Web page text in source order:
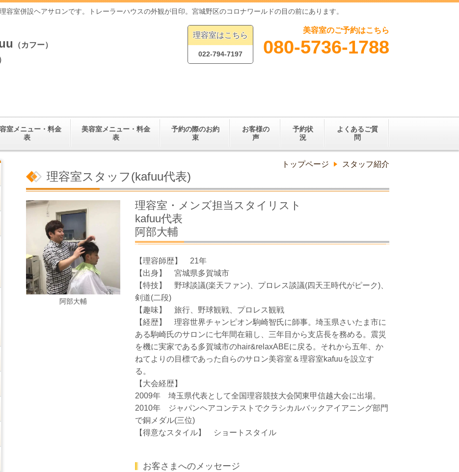
容室併設ヘアサロンです。トレーラーハウスの外観が目印。宮城野区のコロナワールドの目の前にあります。
（カフー）
理容室はこちら
022-794-7197
美容室のご予約はこちら
080-5736-1788
室メニュー・料金
表
美容室メニュー・料金
表
予約の際のお約
束
お客様の
声
予約状
況
よくあるご質
問
トップページ スタッフ紹介
理容室スタッフ(kafuu代表)
阿部大輔
理容室・メンズ担当スタイリスト
kafuu代表
阿部大輔
【理容師歴】 21年
【出身】 宮城県多賀城市
【特技】 野球談議(楽天ファン)、プロレス談議(四天王時代がピーク)、
剣道(二段)
【趣味】 旅行、野球観戦、プロレス観戦
【経歴】 理容世界チャンピオン駒崎智氏に師事。埼玉県さいたま市に
ある駒崎氏のサロンに七年間在籍し、三年目から支店長を務める。震災
を機に実家である多賀城市のhair&relaxABEに戻る。それから五年、か
ねてよりの目標であった自らのサロン美容室＆理容室kafuuを設立す
る。
【大会経歴】
2009年 埼玉県代表として全国理容競技大会関東甲信越大会に出場。
2010年 ジャパンヘアコンテストでクラシカルバックアイアニング部門
で銅メダル(三位)
【得意なスタイル】 ショートスタイル
お客さまへのメッセージ